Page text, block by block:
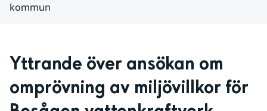
kommun
Yttrande över ansökan om
omprövning av miljövillkor för